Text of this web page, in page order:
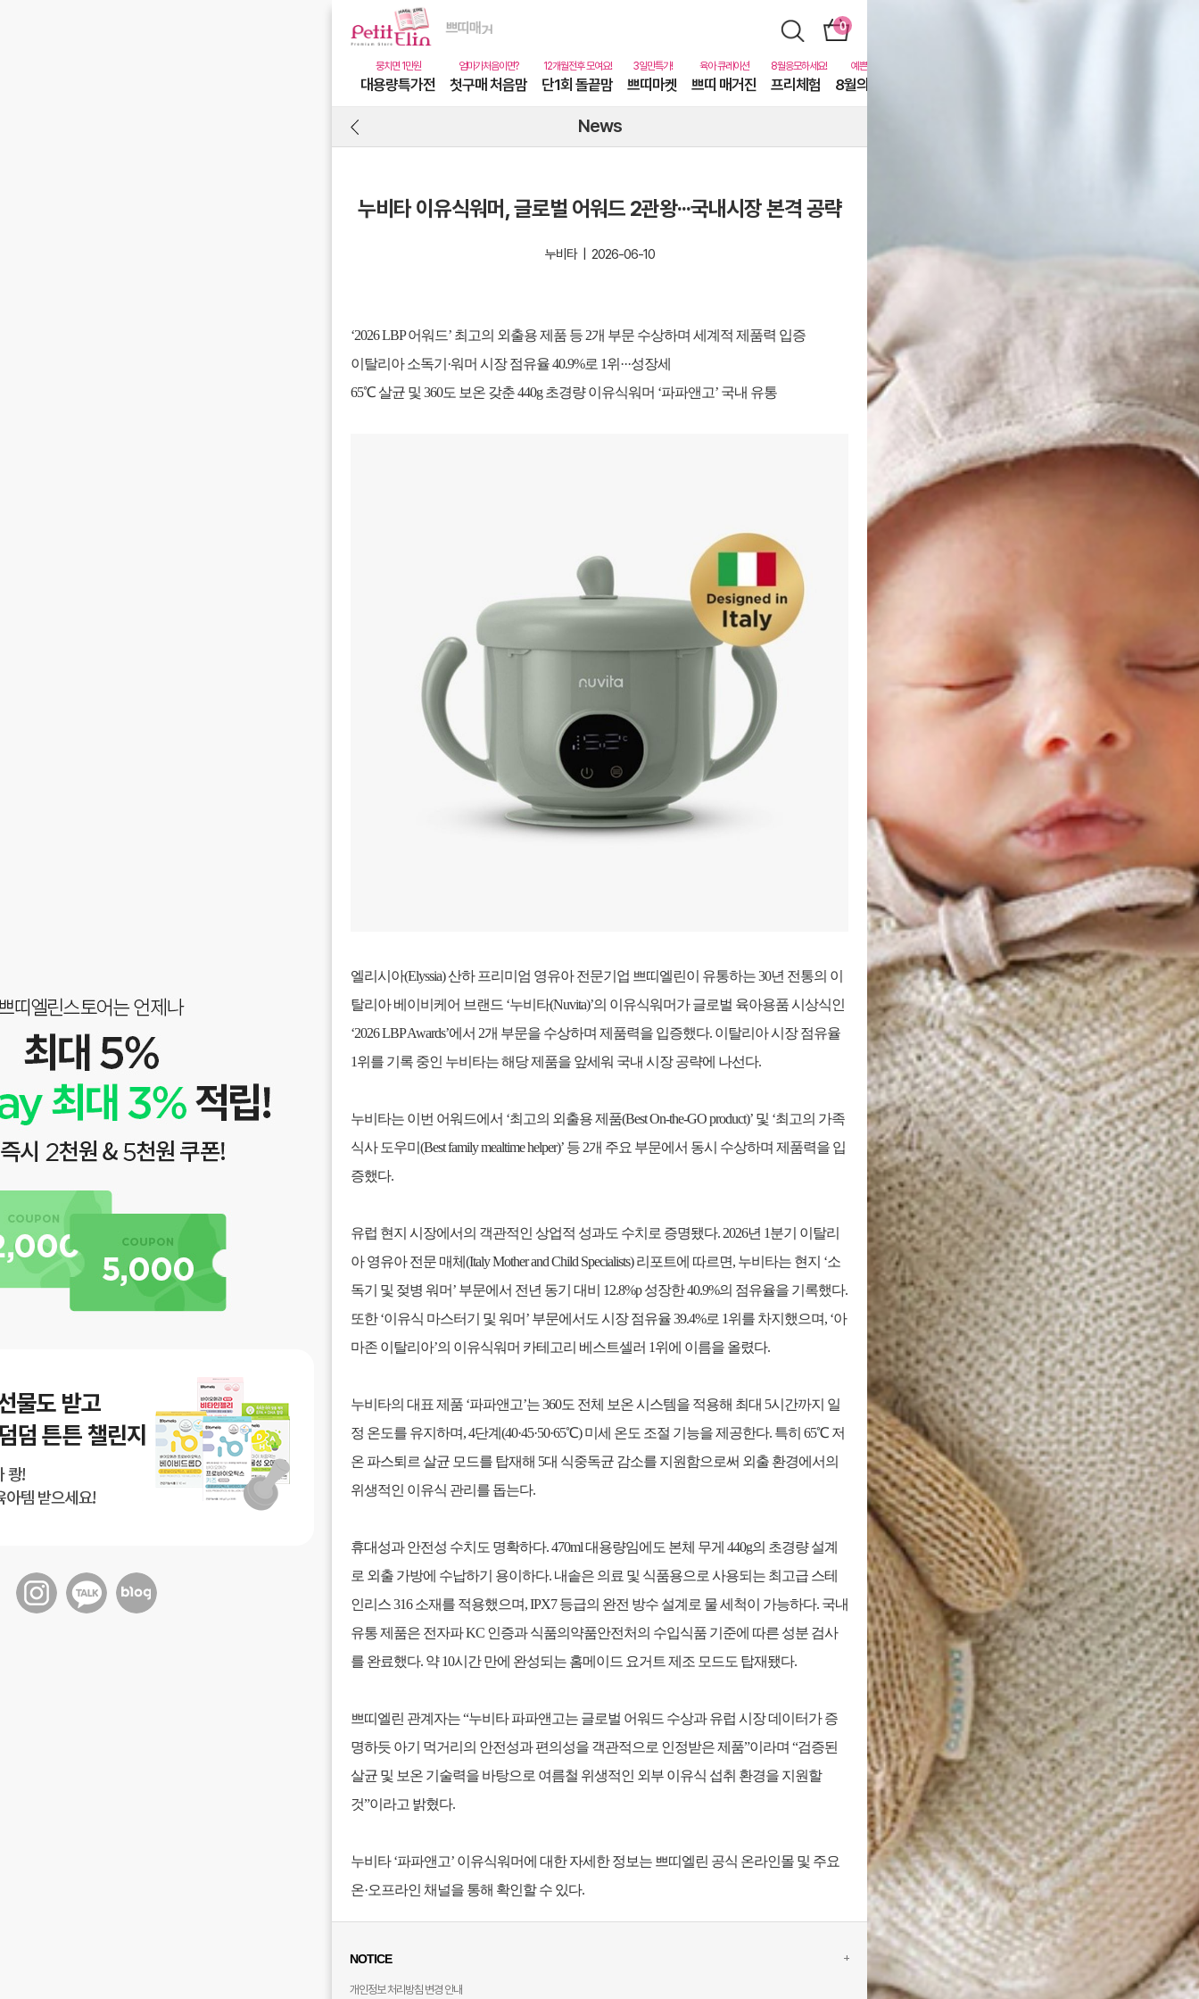
대용량특가전 첫구매 처음맘 단1회 돌끝맘 쁘띠마켓 쁘띠 매거진 프리체험 8월의 동물친구들
News
누비타 이유식워머, 글로벌 어워드 2관왕···국내시장 본격 공략
누비타 | 2026-06-10
‘2026 LBP 어워드’ 최고의 외출용 제품 등 2개 부문 수상하며 세계적 제품력 입증
이탈리아 소독기·워머 시장 점유율 40.9%로 1위···성장세
65℃ 살균 및 360도 보온 갖춘 440g 초경량 이유식워머 ‘파파앤고’ 국내 유통
엘리시아(Elyssia) 산하 프리미엄 영유아 전문기업 쁘띠엘린이 유통하는 30년 전통의 이
탈리아 베이비케어 브랜드 ‘누비타(Nuvita)’의 이유식워머가 글로벌 육아용품 시상식인
‘2026 LBP Awards’에서 2개 부문을 수상하며 제품력을 입증했다. 이탈리아 시장 점유율
1위를 기록 중인 누비타는 해당 제품을 앞세워 국내 시장 공략에 나선다.
누비타는 이번 어워드에서 ‘최고의 외출용 제품(Best On-the-GO product)’ 및 ‘최고의 가족
식사 도우미(Best family mealtime helper)’ 등 2개 주요 부문에서 동시 수상하며 제품력을 입
증했다.
유럽 현지 시장에서의 객관적인 상업적 성과도 수치로 증명됐다. 2026년 1분기 이탈리
아 영유아 전문 매체(Italy Mother and Child Specialists) 리포트에 따르면, 누비타는 현지 ‘소
독기 및 젖병 워머’ 부문에서 전년 동기 대비 12.8%p 성장한 40.9%의 점유율을 기록했다.
또한 ‘이유식 마스터기 및 워머’ 부문에서도 시장 점유율 39.4%로 1위를 차지했으며, ‘아
마존 이탈리아’의 이유식워머 카테고리 베스트셀러 1위에 이름을 올렸다.
누비타의 대표 제품 ‘파파앤고’는 360도 전체 보온 시스템을 적용해 최대 5시간까지 일
정 온도를 유지하며, 4단계(40·45·50·65℃) 미세 온도 조절 기능을 제공한다. 특히 65℃ 저
온 파스퇴르 살균 모드를 탑재해 5대 식중독균 감소를 지원함으로써 외출 환경에서의
위생적인 이유식 관리를 돕는다.
휴대성과 안전성 수치도 명확하다. 470ml 대용량임에도 본체 무게 440g의 초경량 설계
로 외출 가방에 수납하기 용이하다. 내솥은 의료 및 식품용으로 사용되는 최고급 스테
인리스 316 소재를 적용했으며, IPX7 등급의 완전 방수 설계로 물 세척이 가능하다. 국내
유통 제품은 전자파 KC 인증과 식품의약품안전처의 수입식품 기준에 따른 성분 검사
를 완료했다. 약 10시간 만에 완성되는 홈메이드 요거트 제조 모드도 탑재됐다.
쁘띠엘린 관계자는 “누비타 파파앤고는 글로벌 어워드 수상과 유럽 시장 데이터가 증
명하듯 아기 먹거리의 안전성과 편의성을 객관적으로 인정받은 제품”이라며 “검증된
살균 및 보온 기술력을 바탕으로 여름철 위생적인 외부 이유식 섭취 환경을 지원할
것”이라고 밝혔다.
누비타 ‘파파앤고’ 이유식워머에 대한 자세한 정보는 쁘띠엘린 공식 온라인몰 및 주요
온·오프라인 채널을 통해 확인할 수 있다.
NOTICE
개인정보 처리방침 변경 안내
+